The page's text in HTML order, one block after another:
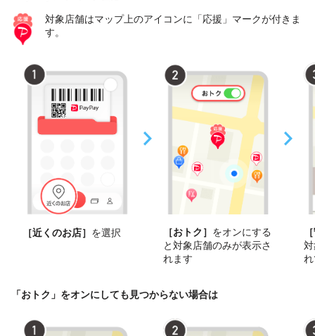
対象店舗はマップ上のアイコンに「応援」マークが付きま
す。
［近くのお店］ を選択 ［おトク］ をオンにする
と対象店舗のみが表示さ
れます
「おトク」をオンにしても見つからない場合は